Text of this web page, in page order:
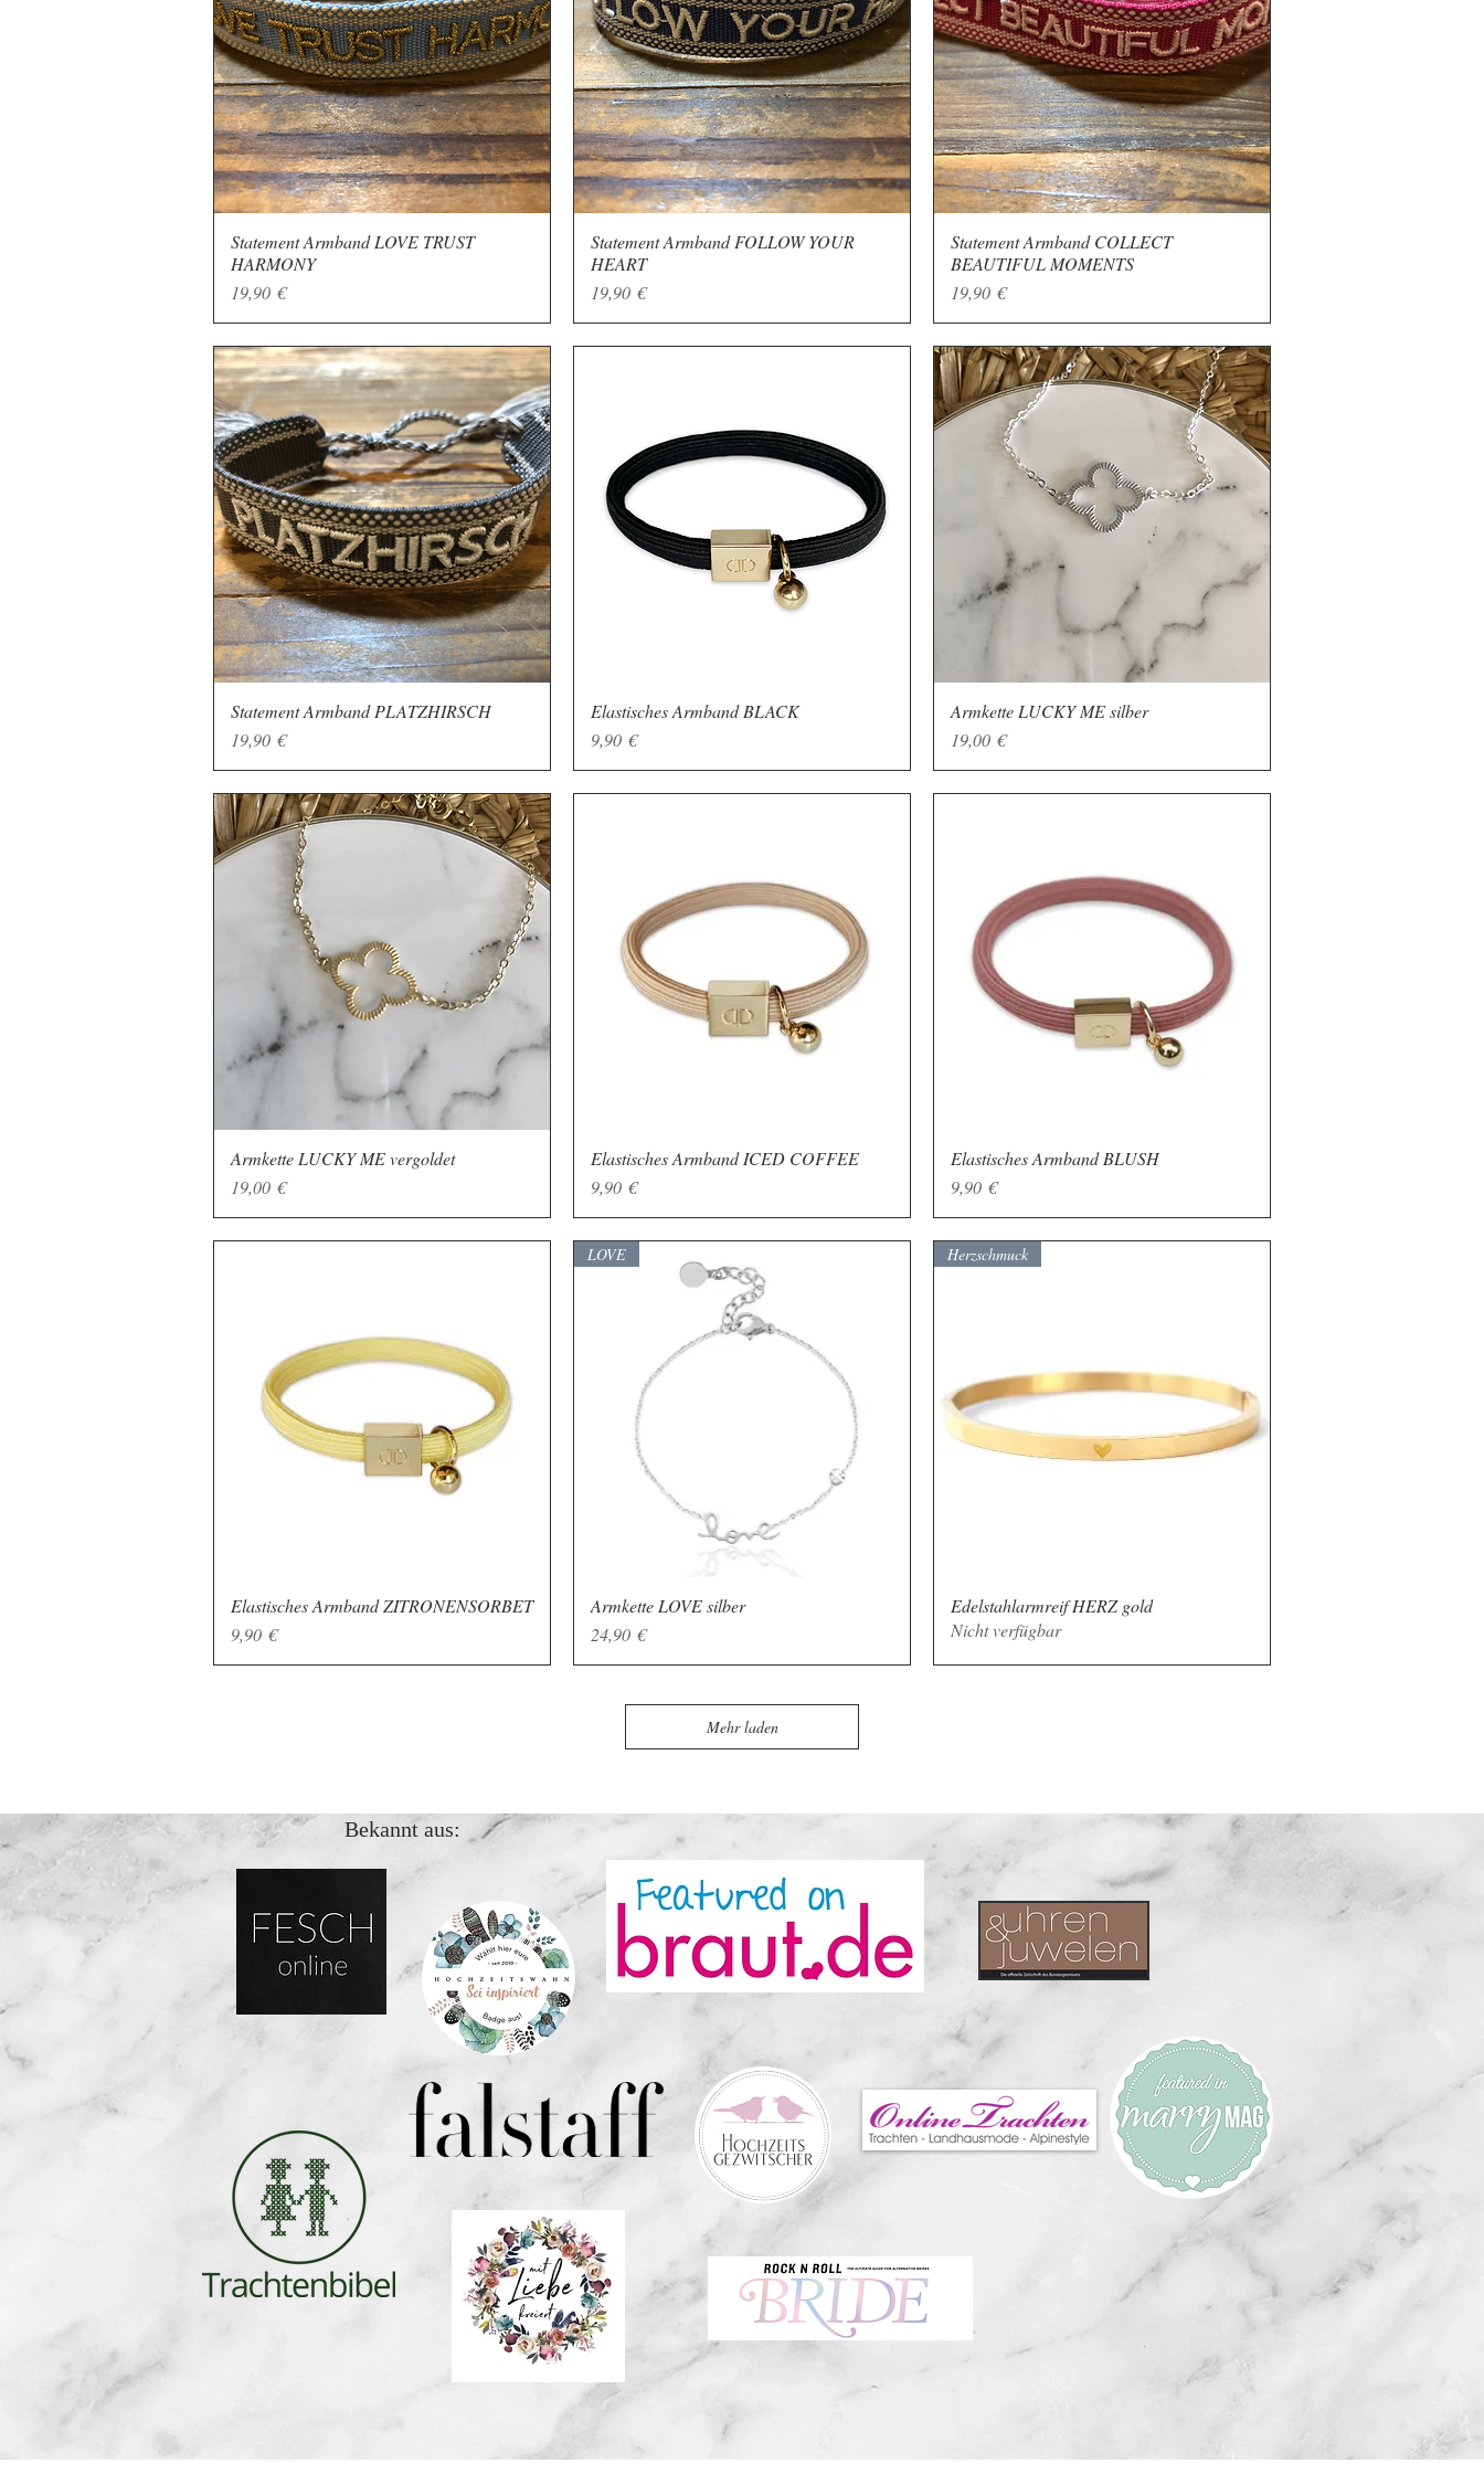
Schnellansicht
Statement Armband LOVE TRUST
HARMONY
Preis
19,90 €
Schnellansicht
Statement Armband FOLLOW YOUR
HEART
Preis
19,90 €
Schnellansicht
Statement Armband COLLECT
BEAUTIFUL MOMENTS
Preis
19,90 €
Schnellansicht
Statement Armband PLATZHIRSCH
Preis
19,90 €
Schnellansicht
Elastisches Armband BLACK
Preis
9,90 €
Schnellansicht
Armkette LUCKY ME silber
Preis
19,00 €
Schnellansicht
Armkette LUCKY ME vergoldet
Preis
19,00 €
Schnellansicht
Elastisches Armband ICED COFFEE
Preis
9,90 €
Schnellansicht
Elastisches Armband BLUSH
Preis
9,90 €
Schnellansicht
Elastisches Armband ZITRONENSORBET
Preis
9,90 €
Schnellansicht
LOVE
Armkette LOVE silber
Preis
24,90 €
Schnellansicht
Herzschmuck
Edelstahlarmreif HERZ gold
Nicht verfügbar
Mehr laden
Bekannt aus: